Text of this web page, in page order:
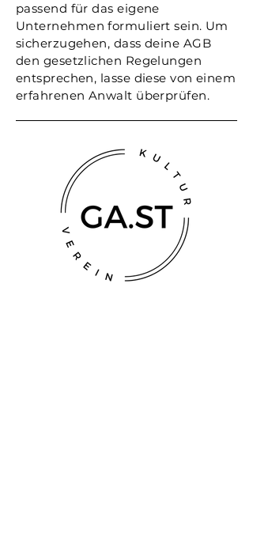
passend für das eigene
Unternehmen formuliert sein. Um
sicherzugehen, dass deine AGB
den gesetzlichen Regelungen
entsprechen, lasse diese von einem
erfahrenen Anwalt überprüfen.